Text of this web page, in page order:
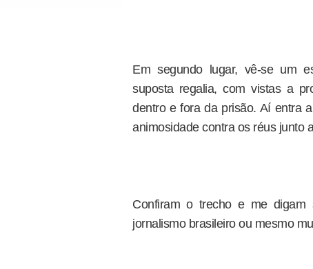
Em segundo lugar, vê-se um
suposta regalia, com vistas a
dentro e fora da prisão. Aí entra
animosidade contra os réus junto
Confiram o trecho e me
jornalismo brasileiro ou mesmo